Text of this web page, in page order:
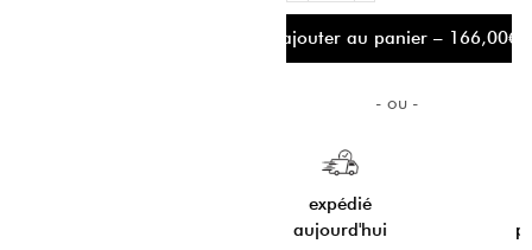
ajouter au panier – 166,00€
paiement flexible